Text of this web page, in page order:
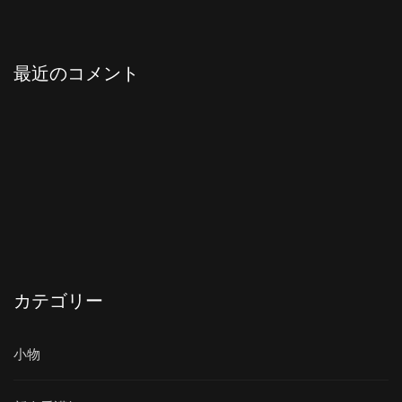
最近のコメント
カテゴリー
小物